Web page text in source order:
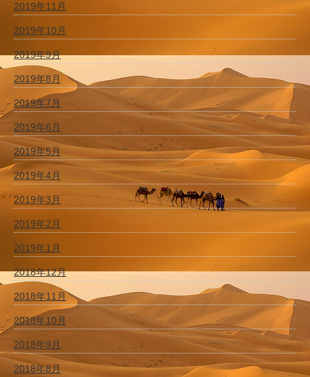
2019年11月
2019年10月
2019年9月
2019年8月
2019年7月
2019年6月
2019年5月
2019年4月
2019年3月
2019年2月
2019年1月
2018年12月
2018年11月
2018年10月
2018年9月
2018年8月